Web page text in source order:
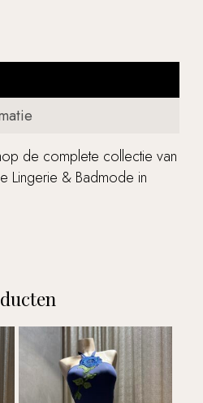
in de
Go to shop
de complete collectie van
Lingerie & Badmode in